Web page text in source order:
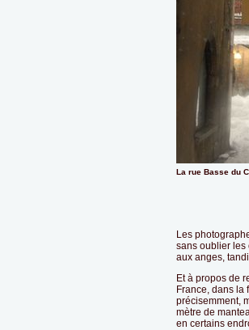
La rue Basse du
Les
sans oublier les
aux anges,
Et à propos de
France, dans la
précisemment,
mètre de
en certains